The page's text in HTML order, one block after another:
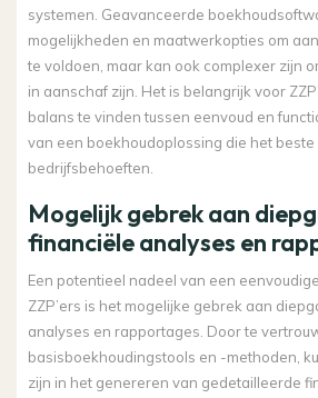
systemen. Geavanceerde
mogelijkheden en maatwerkopties om
te voldoen, maar kan ook complexer zijn
in aanschaf zijn. Het is belangrijk voor
balans te vinden tussen eenvoud en
van een boekhoudoplossing die het beste
bedrijfsbehoeften.
Mogelijk gebrek aan
financiële analyses en
Een potentieel nadeel van een
ZZP’ers is het mogelijke gebrek aan
analyses en rapportages. Door te
basisboekhoudingstools en -methoden,
zijn in het genereren van gedetailleerde